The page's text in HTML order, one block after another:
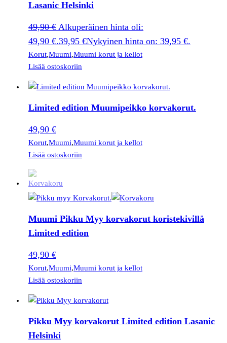
Lasanic Helsinki
49,90€ Alkuperäinen hinta oli:
49,90 €.39,95 €Nykyinen hinta on: 39,95 €.
Korut,Muumi,Muumi korut ja kellot
Lisää ostoskoriin
Limited edition Muumipeikko korvakorut.
49,90 €
Korut,Muumi,Muumi korut ja kellot
Lisää ostoskoriin
Muumi Pikku Myy korvakorut koristekivillä
Limited edition
49,90 €
Korut,Muumi,Muumi korut ja kellot
Lisää ostoskoriin
Pikku Myy korvakorut Limited edition Lasanic
Helsinki